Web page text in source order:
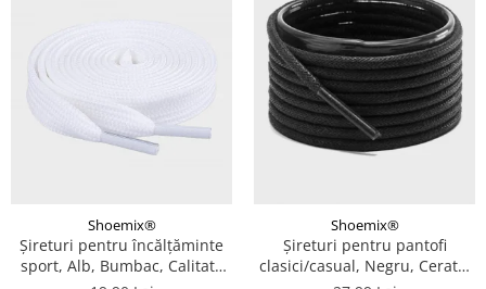
Shoemix®
Șireturi pentru încălțăminte
sport, Alb, Bumbac, Calitate
Shoemix®
Șireturi pentru pantofi
clasici/casual, Negru, Cerate,